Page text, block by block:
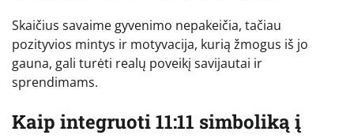
Skaičius savaime gyvenimo nepakeičia, tačiau
pozityvios mintys ir motyvacija, kurią žmogus iš jo
gauna, gali turėti realų poveikį savijautai ir
sprendimams.
Kaip integruoti 11:11 simboliką į